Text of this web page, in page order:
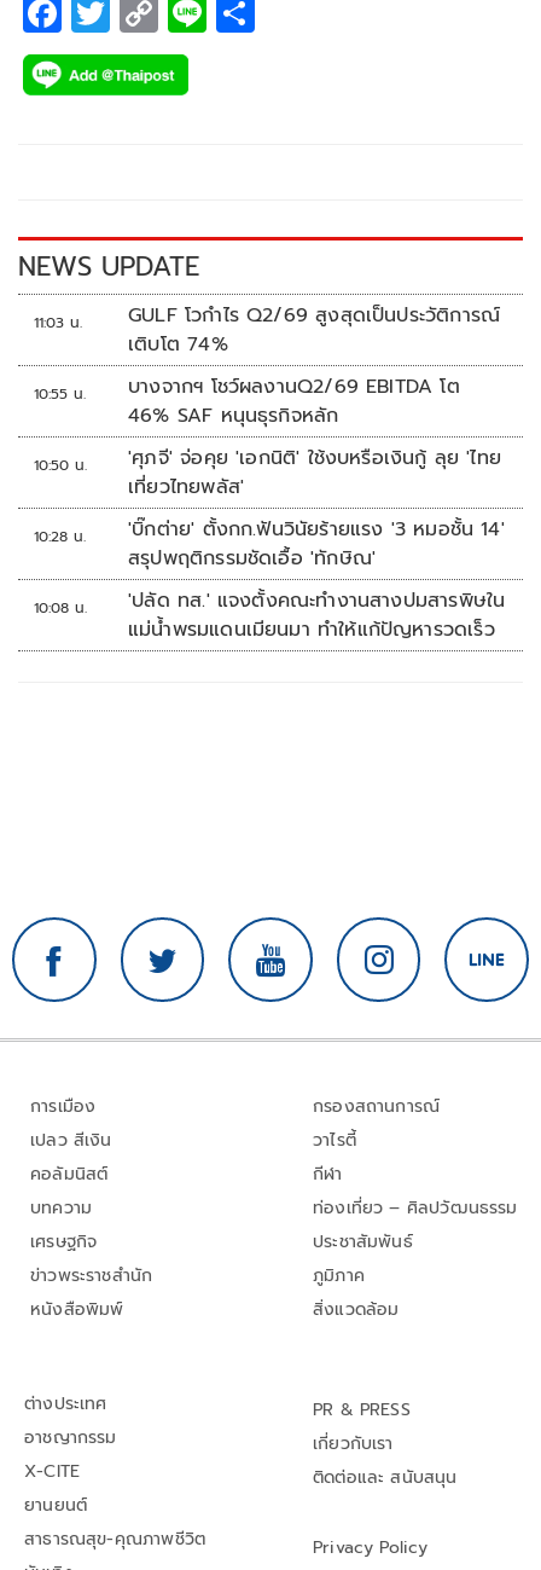
F
ac
e
k
T
wi
tt
C
o
p
k
Li
NEWS UPDATE
11:03 น.
GULF โวกำไร Q2/69 สูงสุดเป็นประวัติการณ์
เติบโต 74%
10:55 น.
บางจากฯ โชว์ผลงานQ2/69 EBITDA โต
46% SAF หนุนธุรกิจหลัก
10:50 น.
'ศุภจี' จ่อคุย 'เอกนิติ' ใช้งบหรือเงินกู้ ลุย 'ไทย
เที่ยวไทยพลัส'
10:28 น.
'บิ๊กต่าย' ตั้งกก.ฟันวินัยร้ายแรง '3 หมอชั้น 14'
สรุปพฤติกรรมชัดเอื้อ 'ทักษิณ'
10:08 น.
'ปลัด ทส.' แจงตั้งคณะทำงานสางปมสารพิษใน
แม่น้ำพรมแดนเมียนมา ทำให้แก้ปัญหารวดเร็ว
การเมือง
เปลว สีเงิน
คอลัมนิสต์
บทความ
เศรษฐกิจ
ข่าวพระราชสำนัก
หนังสือพิมพ์
กรองสถานการณ์
วาไรตี้
กีฬา
ท่องเที่ยว – ศิลปวัฒนธรรม
ประชาสัมพันธ์
ภูมิภาค
สิ่งแวดล้อม
ต่างประเทศ
อาชญากรรม
X-CITE
ยานยนต์
สาธารณสุข-คุณภาพชีวิต
PR & PRESS
เกี่ยวกับเรา
ติดต่อและ สนับสนุน
Privacy Policy